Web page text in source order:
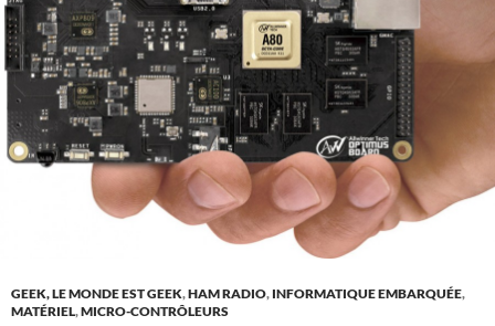
GEEK, LE MONDE EST GEEK,HAM RADIO, INFORMATIQUE EMBARQUÉE,
MATÉRIEL,MICRO-CONTRÔLEURS